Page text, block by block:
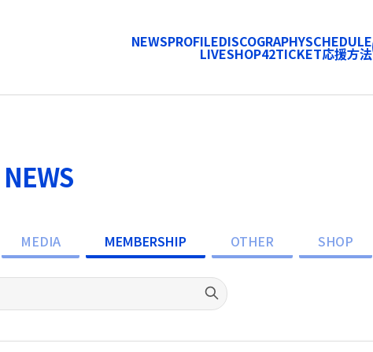
NEWSPROFILEDISCOGRAPHYSCHEDULE
LIVESHOP42TICKET応援方法
NEWS
MEDIA MEMBERSHIP OTHER SHOP